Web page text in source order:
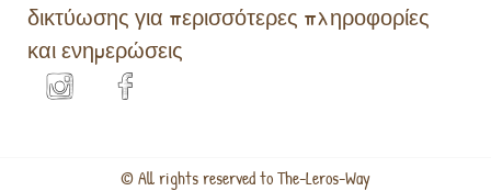
δικτύωσης για περισσότερες πληροφορίες
και ενημερώσεις
© All rights reserved to The-Leros-Way